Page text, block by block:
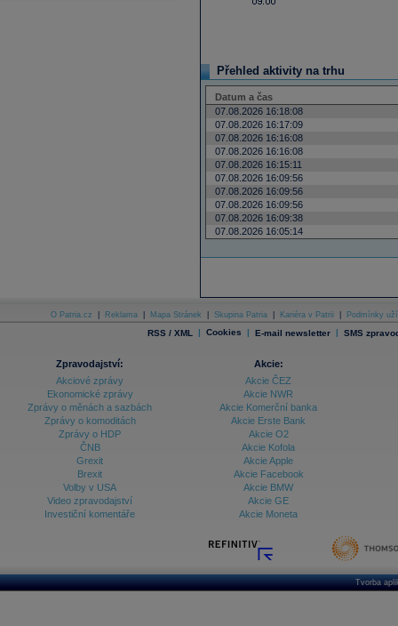
Přehled aktivity na trhu
Datum a čas
07.08.2026 16:18:08
07.08.2026 16:17:09
07.08.2026 16:16:08
07.08.2026 16:16:08
07.08.2026 16:15:11
07.08.2026 16:09:56
07.08.2026 16:09:56
07.08.2026 16:09:56
07.08.2026 16:09:38
07.08.2026 16:05:14
O Patria.cz Reklama Mapa Stránek Skupina Patria Kariéra v Patrii Podmínky
RSS / XML | Cookies | E-mail newsletter | SMS
Zpravodajství:
Akciové zprávy
Ekonomické zprávy
Zprávy o měnách a sazbách
Zprávy o komoditách
Zprávy o HDP
ČNB
Grexit
Brexit
Volby v USA
Video zpravodajství
Investiční komentáře
Akcie:
Akcie ČEZ
Akcie NWR
Akcie Komerční banka
Akcie Erste Bank
Akcie O2
Akcie Kofola
Akcie Apple
Akcie Facebook
Akcie BMW
Akcie GE
Akcie Moneta
Tvorba